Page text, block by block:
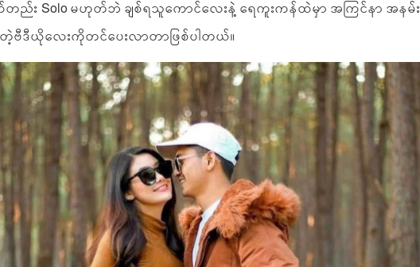
ည်း Solo မဟုတ်ဘဲ ချစ်ရသူကောင်လေးနဲ့ ရေကူးကန်ထဲမှာ အကြင်နာ အနမ်း
တဲ့ဗီဒီယိုလေးကိုတင်ပေးလာတာဖြစ်ပါတယ်။